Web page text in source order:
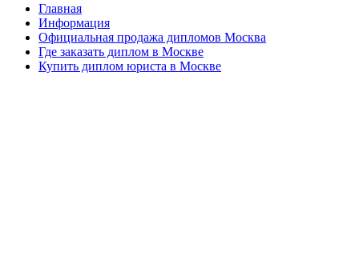
Главная
Информация
Официальная продажа дипломов Москва
Где заказать диплом в Москве
Купить диплом юриста в Москве